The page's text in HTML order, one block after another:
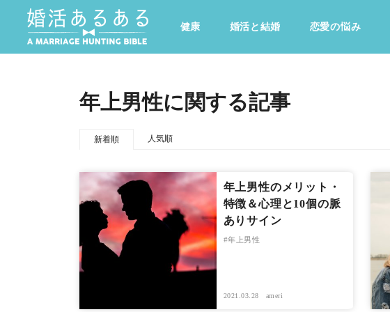
健康 婚活と結婚 恋愛の悩み
心の処方箋 カルチャー・トレンド・芸能
年上男性に関する記事
新着順 人気順
年上男性のメリット・
特徴＆心理と10個の脈
ありサイン
年上男性
2021.03.28 ameri